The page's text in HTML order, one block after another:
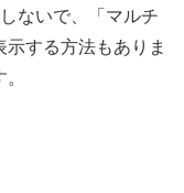
ないで、「マルチ
する方法もありま